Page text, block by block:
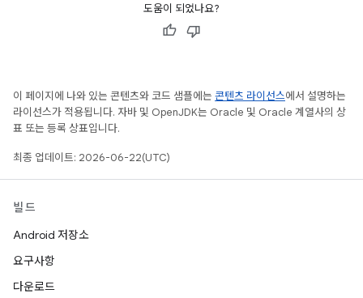
도움이 되었나요?
이 페이지에 나와 있는 콘텐츠와 코드 샘플에는 콘텐츠 라이선스에서 설명하는
라이선스가 적용됩니다. 자바 및 OpenJDK는 Oracle 및 Oracle 계열사의 상
표 또는 등록 상표입니다.
최종 업데이트: 2026-06-22(UTC)
빌드
Android 저장소
요구사항
다운로드